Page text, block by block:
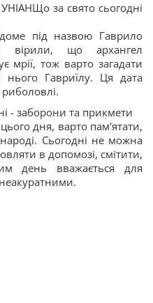
за свято сьогодні
під назвою Гаврило
вірили, що архангел
мрії, тож варто загадати
Гавриїлу. Ця дата
- заборони та прикмети
дня, варто пам'ятати,
Сьогодні не можна
в допомозі, смітити,
день вважається для